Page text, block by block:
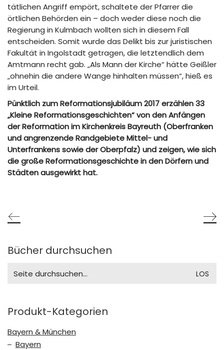
tätlichen Angriff empört, schaltete der Pfarrer die
örtlichen Behörden ein – doch weder diese noch die
Regierung in Kulmbach wollten sich in diesem Fall
entscheiden. Somit wurde das Delikt bis zur juristischen
Fakultät in Ingolstadt getragen, die letztendlich dem
Amtmann recht gab. „Als Mann der Kirche“ hätte Geißler
„ohnehin die andere Wange hinhalten müssen“, hieß es
im Urteil.
Pünktlich zum Reformationsjubiläum 2017 erzählen 33
„Kleine Reformationsgeschichten“ von den Anfängen
der Reformation im Kirchenkreis Bayreuth (Oberfranken
und angrenzende Randgebiete Mittel- und
Unterfrankens sowie der Oberpfalz) und zeigen, wie sich
die große Reformationsgeschichte in den Dörfern und
Städten ausgewirkt hat.
Bücher durchsuchen
for:
Produkt-Kategorien
Bayern & München
Bayern